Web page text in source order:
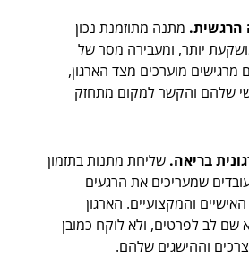
הרגשית. מתנה מתוזמנת נכון
יותר, ומעבירה מסר של
מרגישים מוערכים מצד הארגון,
שלהם והקשר למקום מתחזק
בריאה. שליחת מתנות בתזמון
שמעריכים את הרגעים
והמקצועיים. הארגון
לב לפרטים, ולא לוקח כמובן
וההישגים שלהם.